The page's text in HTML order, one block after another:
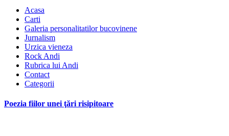
Acasa
Carti
Galeria personalitatilor bucovinene
Jurnalism
Urzica vieneza
Rock Andi
Rubrica lui Andi
Contact
Categorii
Poezia fiilor unei ţări risipitoare